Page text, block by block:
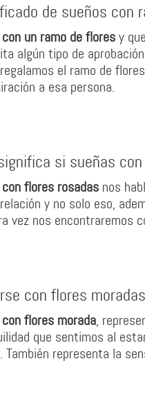
de sueños con
un ramo de floresy
algún tipo de
el ramo de
a esa persona.
si sueñas
con flores rosadas nos
y no solo eso,
vez nos encontraremos
con flores moradas
flores morada,
que sentimos al
También representa la